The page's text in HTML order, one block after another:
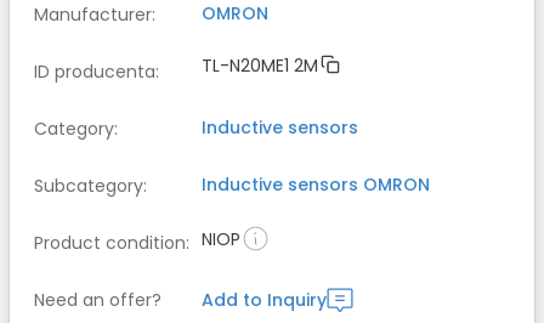
Manufacturer: OMRON
ID producenta: TL-N20ME1 2M
Category: Inductive sensors
Subcategory: Inductive sensors OMRON
Product condition: NIOP
Need an offer? Add to Inquiry